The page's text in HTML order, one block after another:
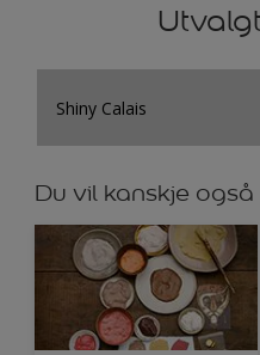
Shiny Calais
Du vil kanskje også